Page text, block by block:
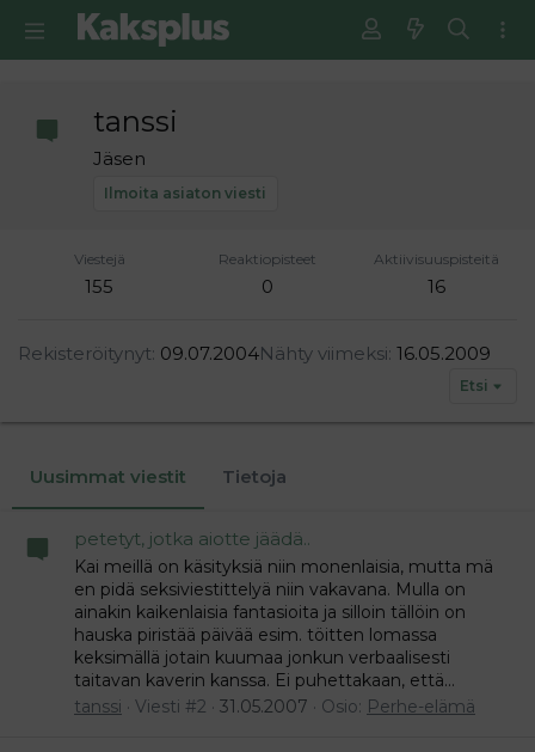
Ilmoita asiaton viesti
tanssi
Jäsen
Viestejä
155
Reaktiopisteet
0
Aktiivisuuspisteitä
16
Rekisteröitynyt 09.07.2004Nähty viimeksi 16.05.2009
Etsi
Uusimmat viestit Tietoja
petetyt, jotka aiotte jäädä..
Kai meillä on käsityksiä niin monenlaisia, mutta mä
en pidä seksiviestittelyä niin vakavana. Mulla on
ainakin kaikenlaisia fantasioita ja silloin tällöin on
hauska piristää päivää esim. töitten lomassa
keksimällä jotain kuumaa jonkun verbaalisesti
taitavan kaverin kanssa. Ei puhettakaan, että...
tanssi
Viesti #2 31.05.2007 Osio: Perhe-elämä